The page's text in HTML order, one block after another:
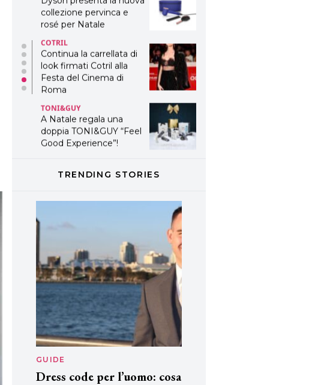
collezione pervinca e
rosé per Natale
COTRIL
Continua la carrellata di
look firmati Cotril alla
Festa del Cinema di
Roma
TONI&GUY
A Natale regala una
doppia TONI&GUY “Feel
Good Experience”!
LABEL.M lancia la sua
DAVINES
cofanetti beauty preziosi
per un regalo adatto ad
ogni capello
TRENDING STORIES
GUIDE
Dress code per l’uomo: cosa